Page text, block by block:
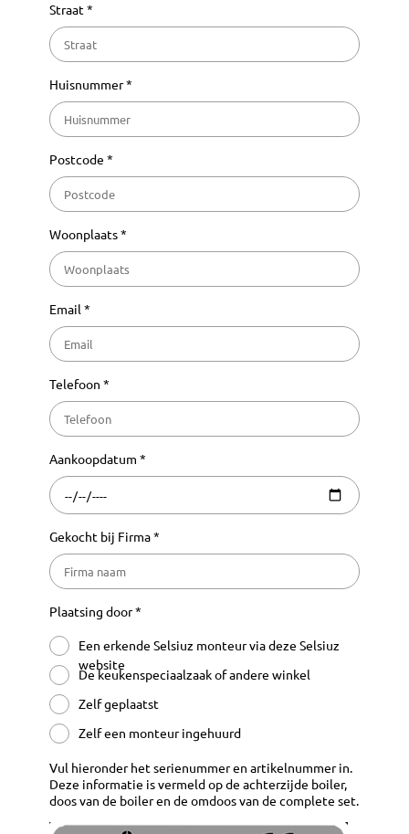
Straat *
Huisnummer *
Postcode *
Woonplaats *
Email *
Telefoon *
Aankoopdatum *
Gekocht bij Firma *
Plaatsing door *
Een erkende Selsiuz monteur via deze Selsiuz
website
De keukenspeciaalzaak of andere winkel
Zelf geplaatst
Zelf een monteur ingehuurd
Vul hieronder het serienummer en artikelnummer in.
Deze informatie is vermeld op de achterzijde boiler,
doos van de boiler en de omdoos van de complete set.